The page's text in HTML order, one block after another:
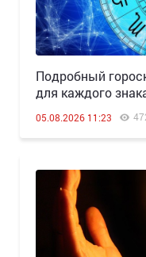
Подробный
для каждого
05.08.2026 11:23